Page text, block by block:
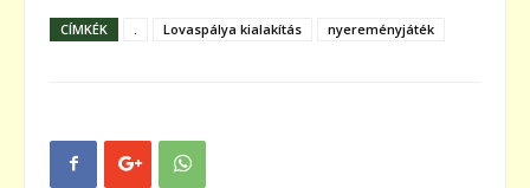
CÍMKÉK Lovaspálya kialakítás nyereményjáték